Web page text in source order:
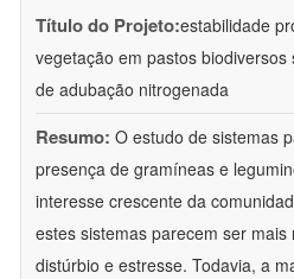
Título do Projeto:estabilidade
vegetação em pastos
de adubação nitrogenada
Resumo: O estudo de sistemas
presença de gramíneas e
interesse crescente da
estes sistemas parecem ser
distúrbio e estresse. Todavia, a